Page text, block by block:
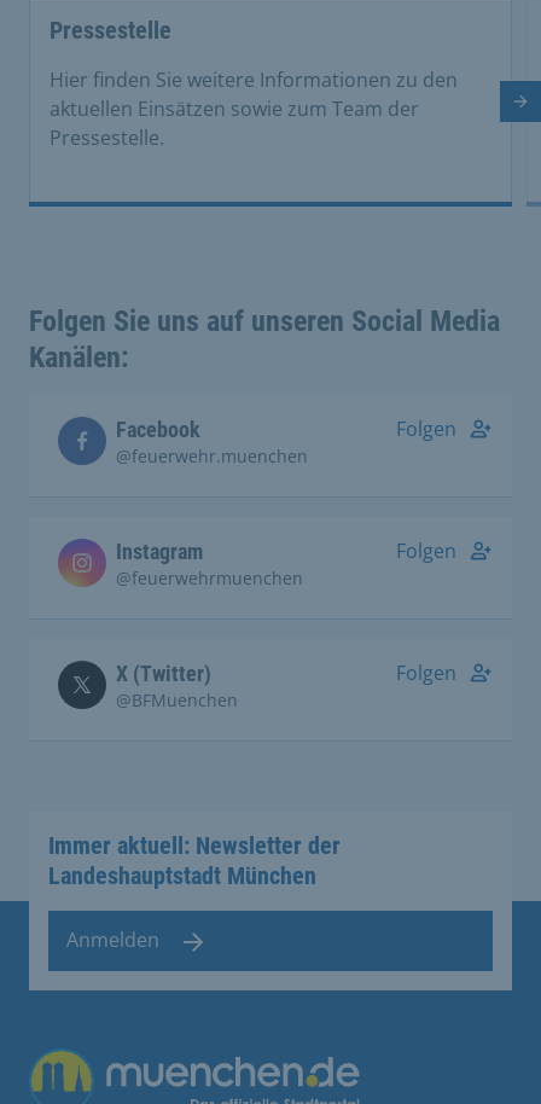
Pressestelle
Hier finden Sie weitere Informationen zu den
aktuellen Einsätzen sowie zum Team der
Pressestelle.
Folgen Sie uns auf unseren Social Media
Kanälen:
Facebook
@feuerwehr.muenchen
Folgen
Instagram
@feuerwehrmuenchen
Folgen
X (Twitter)
@BFMuenchen
Folgen
Immer aktuell: Newsletter der
Landeshauptstadt München
Anmelden